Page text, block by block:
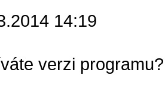
14:19
verzi